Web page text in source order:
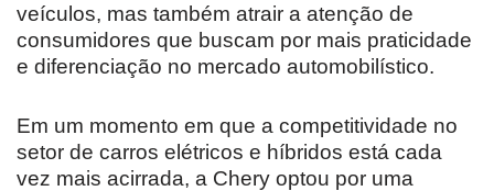
veículos, mas também atrair a atenção de
consumidores que buscam por mais praticidade
e diferenciação no mercado automobilístico.
Em um momento em que a competitividade no
setor de carros elétricos e híbridos está cada
vez mais acirrada, a Chery optou por uma